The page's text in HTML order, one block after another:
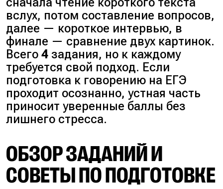
вслух, потом составление вопросов,
далее — короткое интервью, в
финале — сравнение двух картинок.
Всего4 задания, но к каждому
требуется свой подход. Если
подготовка к говорению на ЕГЭ
проходит осознанно, устная часть
приносит уверенные баллы без
лишнего стресса.
ОБЗОР ЗАДАНИЙ И
СОВЕТЫ ПО ПОДГОТОВКЕ